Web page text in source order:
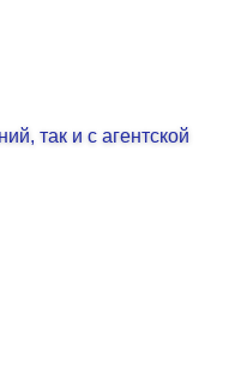
так и с агентской